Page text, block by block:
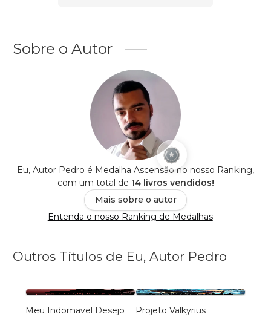
Sobre o Autor
Eu, Autor Pedro é Medalha Ascensão no nosso Ranking,
com um total de 14 livros vendidos!
Mais sobre o autor
Entenda o nosso Ranking de Medalhas
Outros Títulos de Eu, Autor Pedro
Meu Indomavel Desejo
Projeto Valkyrius